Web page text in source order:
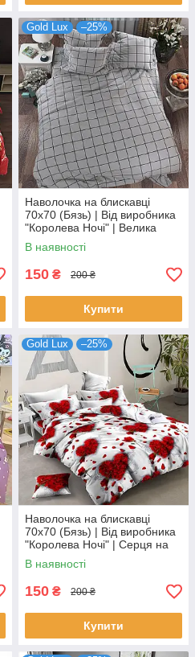
Gold Lux –25%
Наволочка на блискавці
70х70 (Бязь) | Від виробника
"Королева Ночі" | Велика
клітка на сірому
В наявності
150 ₴ 200 ₴
Купити
Gold Lux –25%
Наволочка на блискавці
70х70 (Бязь) | Від виробника
"Королева Ночі" | Серця на
білому з сірим відтінком
В наявності
150 ₴ 200 ₴
Купити